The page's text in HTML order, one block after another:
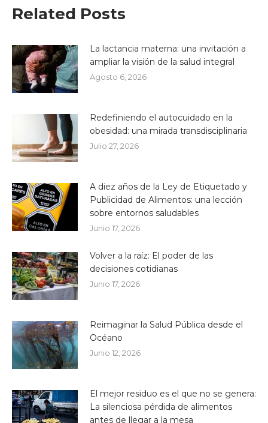
Related Posts
La lactancia materna: una invitación a
ampliar la visión de la salud integral
Agosto 6, 2026
Redefiniendo el autocuidado en la
obesidad: una mirada transdisciplinaria
Julio 27, 2026
A diez años de la Ley de Etiquetado y
Publicidad de Alimentos: una lección
sobre entornos saludables
Junio 17, 2026
Volver a la raíz: El poder de las
decisiones cotidianas
Junio 17, 2026
Reimaginar la Salud Pública desde el
Océano
Junio 12, 2026
El mejor residuo es el que no se genera:
La silenciosa pérdida de alimentos
antes de llegar a la mesa